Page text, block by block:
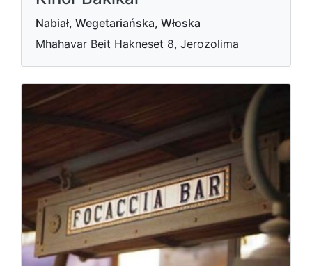
Nabiał, Wegetariańska, Włoska
Mhahavar Beit Hakneset 8, Jerozolima